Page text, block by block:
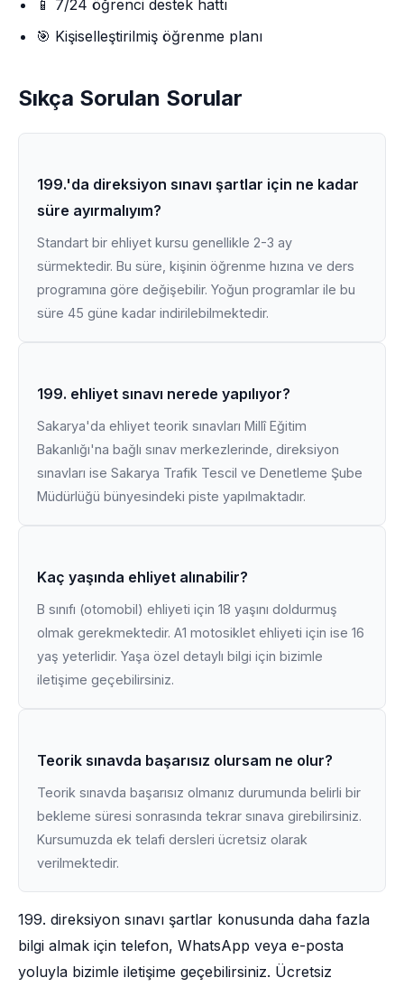
📱 7/24 öğrenci destek hattı
🎯 Kişiselleştirilmiş öğrenme planı
Sıkça Sorulan Sorular
199.'da direksiyon sınavı şartlar için ne kadar
süre ayırmalıyım?
Standart bir ehliyet kursu genellikle 2-3 ay
sürmektedir. Bu süre, kişinin öğrenme hızına ve ders
programına göre değişebilir. Yoğun programlar ile bu
süre 45 güne kadar indirilebilmektedir.
199. ehliyet sınavı nerede yapılıyor?
Sakarya'da ehliyet teorik sınavları Millî Eğitim
Bakanlığı'na bağlı sınav merkezlerinde, direksiyon
sınavları ise Sakarya Trafik Tescil ve Denetleme Şube
Müdürlüğü bünyesindeki piste yapılmaktadır.
Kaç yaşında ehliyet alınabilir?
B sınıfı (otomobil) ehliyeti için 18 yaşını doldurmuş
olmak gerekmektedir. A1 motosiklet ehliyeti için ise 16
yaş yeterlidir. Yaşa özel detaylı bilgi için bizimle
iletişime geçebilirsiniz.
Teorik sınavda başarısız olursam ne olur?
Teorik sınavda başarısız olmanız durumunda belirli bir
bekleme süresi sonrasında tekrar sınava girebilirsiniz.
Kursumuzda ek telafi dersleri ücretsiz olarak
verilmektedir.
199. direksiyon sınavı şartlar konusunda daha fazla
bilgi almak için telefon, WhatsApp veya e-posta
yoluyla bizimle iletişime geçebilirsiniz. Ücretsiz